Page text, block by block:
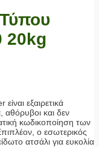
20kg
εξαιρετικά
αθόρυβοι και δεν
κωδικοποίηση των
ο εσωτερικός
ατσάλι για ευκολία